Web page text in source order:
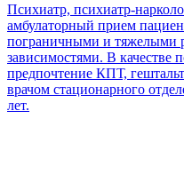
Психиатр, психиатр-
амбулаторный прием
пограничными и тяжелыми
зависимостями. В качестве
предпочтение КПТ,
врачом стационарного
лет.